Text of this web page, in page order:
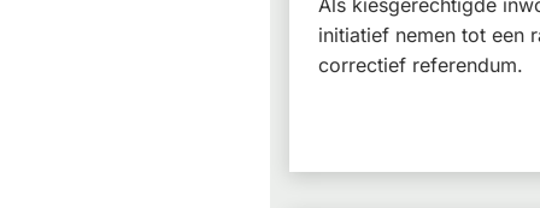
initiatief nemen tot een
correctief referendum.